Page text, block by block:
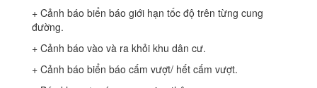
+ Cảnh báo biển báo giới hạn tốc độ trên từng cung
đường.
+ Cảnh báo vào và ra khỏi khu dân cư.
+ Cảnh báo biển báo cấm vượt/ hết cấm vượt.